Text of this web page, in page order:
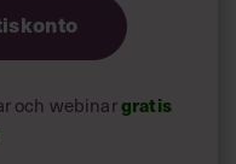
och webinargratis